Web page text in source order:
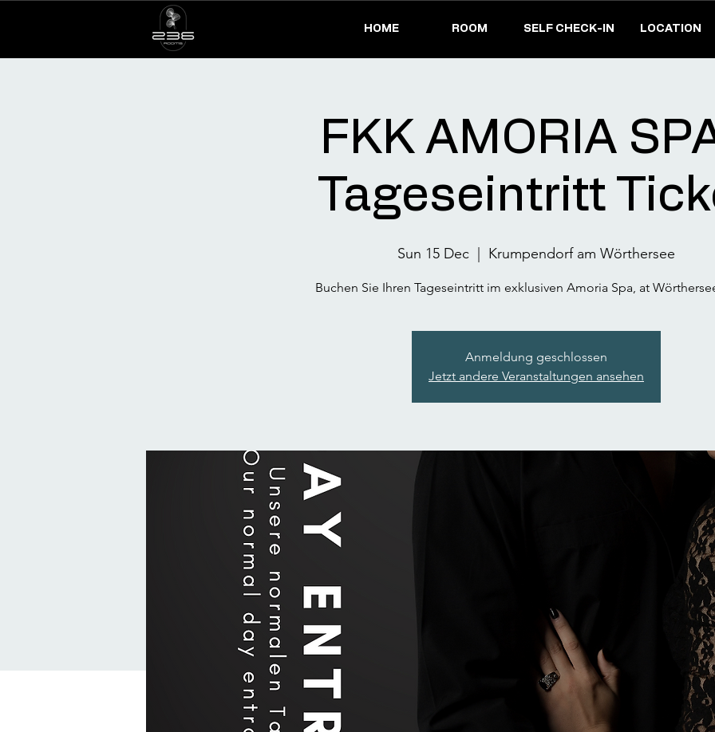
HOME ROOM SELF CHECK-IN LOCATION
FKK AMORIA
Tageseintritt
Sun 15 Dec Krumpendorf am Wörthersee
Buchen Sie Ihren Tageseintritt im exklusiven Amoria Spa, at
Anmeldung geschlossen
Jetzt andere Veranstaltungen ansehen